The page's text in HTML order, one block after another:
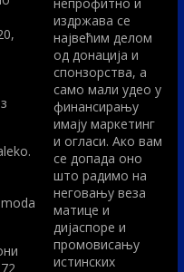
издржава се
највећим делом
од донација и
спонзорства, а
само мали удео у
финансирању
имају маркетинг
и огласи. Ако вам
се допада оно
што радимо на
неговању веза
матице и
дијаспоре и
промовисању
истинских